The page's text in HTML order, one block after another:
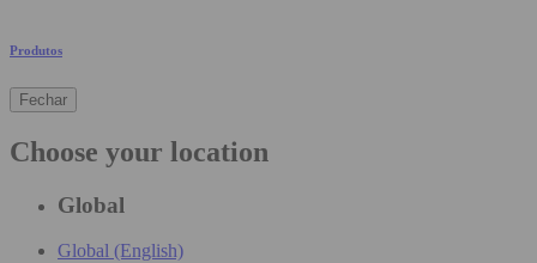
Produtos
Fechar
Choose your location
Global
Global (English)